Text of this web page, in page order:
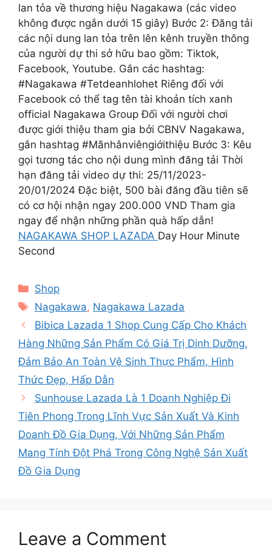
lan tỏa về thương hiệu Nagakawa (các video
không được ngắn dưới 15 giây) Bước 2: Đăng tải
các nội dung lan tỏa trên lên kênh truyền thông
của người dự thi sở hữu bao gồm: Tiktok,
Facebook, Youtube. Gắn các hashtag:
#Nagakawa #Tetdeanhlohet Riêng đối với
Facebook có thể tag tên tài khoản tích xanh
official Nagakawa Group Đối với người chơi
được giới thiệu tham gia bởi CBNV Nagakawa,
gắn hashtag #Mãnhânviêngiớithiệu Bước 3: Kêu
gọi tương tác cho nội dung mình đăng tải Thời
hạn đăng tải video dự thi: 25/11/2023-
20/01/2024 Đặc biệt, 500 bài đăng đầu tiên sẽ
có cơ hội nhận ngay 200.000 VND Tham gia
ngay để nhận những phần quà hấp dẫn!
NAGAKAWA SHOP LAZADA Day Hour Minute
Second
Categories
Shop
Tags
Nagakawa, Nagakawa Lazada
Bibica Lazada 1 Shop Cung Cấp Cho Khách
Hàng Những Sản Phẩm Có Giá Trị Dinh Dưỡng,
Đảm Bảo An Toàn Vệ Sinh Thực Phẩm, Hình
Thức Đẹp, Hấp Dẫn
Sunhouse Lazada Là 1 Doanh Nghiệp Đi
Tiên Phong Trong Lĩnh Vực Sản Xuất Và Kinh
Doanh Đồ Gia Dụng, Với Những Sản Phẩm
Mang Tính Đột Phá Trong Công Nghệ Sản Xuất
Đồ Gia Dụng
Leave a Comment